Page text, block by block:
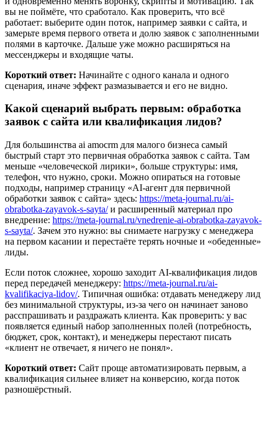
вы не поймёте, что сработало. Как проверить, что всё
работает: выберите один поток, например заявки с сайта, и
замерьте время первого ответа и долю заявок с заполненными
полями в карточке. Дальше уже можно расширяться на
мессенджеры и входящие чаты.
Короткий ответ: Начинайте с одного канала и одного
сценария, иначе эффект размазывается и его не видно.
Какой сценарий выбрать первым: обработка
заявок с сайта или квалификация лидов?
Для большинства ai amocrm для малого бизнеса самый
быстрый старт это первичная обработка заявок с сайта. Там
меньше «человеческой лирики», больше структуры: имя,
телефон, что нужно, сроки. Можно опираться на готовые
подходы, например страницу «AI-агент для первичной
обработки заявок с сайта» здесь: https://meta-journal.ru/ai-
obrabotka-zayavok-s-sayta/и расширенный материал про
внедрение: https://meta-journal.ru/vnedrenie-ai-obrabotka-zayavok-
s-sayta/. Зачем это нужно: вы снимаете нагрузку с менеджера
на первом касании и перестаёте терять ночные и «обеденные»
лиды.
Если поток сложнее, хорошо заходит AI-квалификация лидов
перед передачей менеджеру: https://meta-journal.ru/ai-
kvalifikaciya-lidov/. Типичная ошибка: отдавать менеджеру лид
без минимальной структуры, из-за чего он начинает заново
расспрашивать и раздражать клиента. Как проверить: у вас
появляется единый набор заполненных полей (потребность,
бюджет, срок, контакт), и менеджеры перестают писать
«клиент не отвечает, я ничего не понял».
Короткий ответ: Сайт проще автоматизировать первым, а
квалификация сильнее влияет на конверсию, когда поток
разношёрстный.